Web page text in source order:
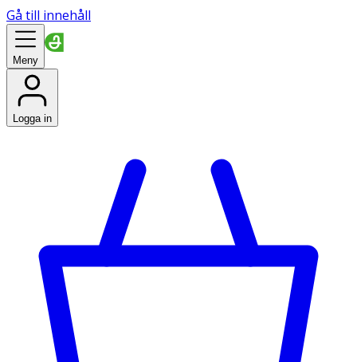
Gå till innehåll
Meny
Logga in